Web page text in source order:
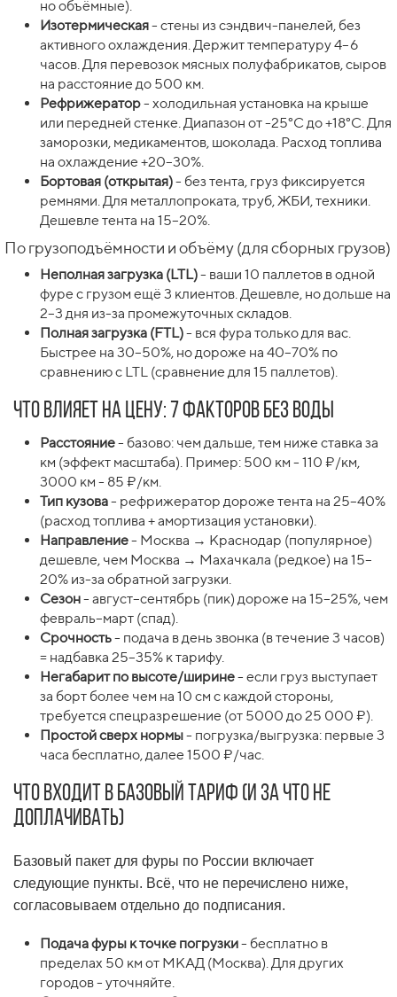
но объёмные).
Изотермическая- стены из сэндвич-панелей, без
активного охлаждения. Держит температуру 4–6
часов. Для перевозок мясных полуфабрикатов, сыров
на расстояние до 500 км.
Рефрижератор- холодильная установка на крыше
или передней стенке. Диапазон от -25°C до +18°C. Для
заморозки, медикаментов, шоколада. Расход топлива
на охлаждение +20–30%.
Бортовая (открытая)- без тента, груз фиксируется
ремнями. Для металлопроката, труб, ЖБИ, техники.
Дешевле тента на 15–20%.
По грузоподъёмности и объёму (для сборных грузов)
Неполная загрузка (LTL)- ваши 10 паллетов в одной
фуре с грузом ещё 3 клиентов. Дешевле, но дольше на
2–3 дня из-за промежуточных складов.
Полная загрузка (FTL)- вся фура только для вас.
Быстрее на 30–50%, но дороже на 40–70% по
сравнению с LTL (сравнение для 15 паллетов).
Что влияет на цену: 7 факторов без воды
Расстояние- базово: чем дальше, тем ниже ставка за
км (эффект масштаба). Пример: 500 км - 110 ₽/км,
3000 км - 85 ₽/км.
Тип кузова- рефрижератор дороже тента на 25–40%
(расход топлива + амортизация установки).
Направление- Москва → Краснодар (популярное)
дешевле, чем Москва → Махачкала (редкое) на 15–
20% из-за обратной загрузки.
Сезон- август–сентябрь (пик) дороже на 15–25%, чем
февраль–март (спад).
Срочность- подача в день звонка (в течение 3 часов)
= надбавка 25–35% к тарифу.
Негабарит по высоте/ширине- если груз выступает
за борт более чем на 10 см с каждой стороны,
требуется спецразрешение (от 5000 до 25 000 ₽).
Простой сверх нормы- погрузка/выгрузка: первые 3
часа бесплатно, далее 1500 ₽/час.
Что входит в базовый тариф (и за что не
доплачивать)
Базовый пакет для фуры по России включает
следующие пункты. Всё, что не перечислено ниже,
согласовываем отдельно до подписания.
Подача фуры к точке погрузки- бесплатно в
пределах 50 км от МКАД (Москва). Для других
городов - уточняйте.